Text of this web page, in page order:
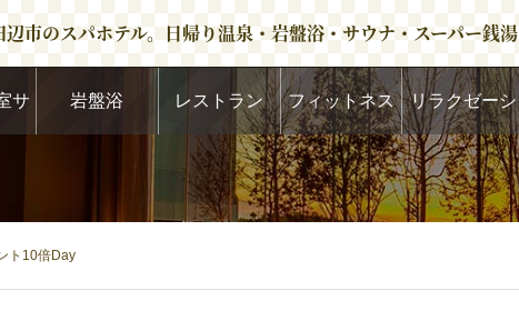
市のスパホテル。日帰り温泉・岩盤浴・サウナ・スーパー銭湯
サ 岩盤浴 レストラン フィットネス リラクゼーシ
ョン
ト10倍Day